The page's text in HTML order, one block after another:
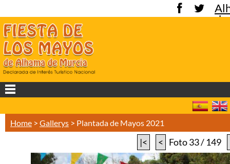
de
Home > Gallerys > Plantada de Mayos 2021
|< < Foto 33 / 149